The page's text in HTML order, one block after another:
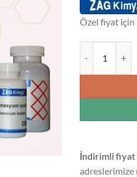
Özel fiyat için
İndirimli fiyat
adreslerimize